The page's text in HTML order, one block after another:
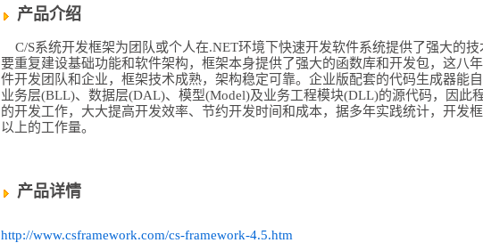
产品介绍
C/S系统开发框架为团队或个人在.NET环境下快速开发软件系统提供了强大的
要重复建设基础功能和软件架构，框架本身提供了强大的函数库和开发包，这八
件开发团队和企业，框架技术成熟，架构稳定可靠。企业版配套的代码生成器能自
业务层(BLL)、数据层(DAL)、模型(Model)及业务工程模块(DLL)的源代码，因此
的开发工作，大大提高开发效率、节约开发时间和成本，据多年实践统计，开发
以上的工作量。
产品详情
http://www.csframework.com/cs-framework-4.5.htm